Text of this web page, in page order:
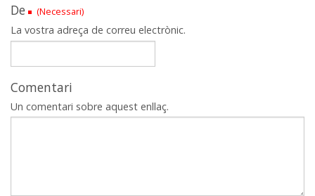
De (Necessari)
La vostra adreça de correu electrònic.
Comentari
Un comentari sobre aquest enllaç.